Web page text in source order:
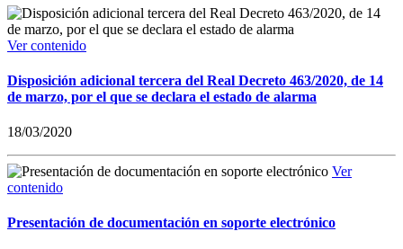
Ver contenido
Disposición adicional tercera del Real Decreto 463/2020, de 14
de marzo, por el que se declara el estado de alarma
18/03/2020
Ver
contenido
Presentación de documentación en soporte electrónico